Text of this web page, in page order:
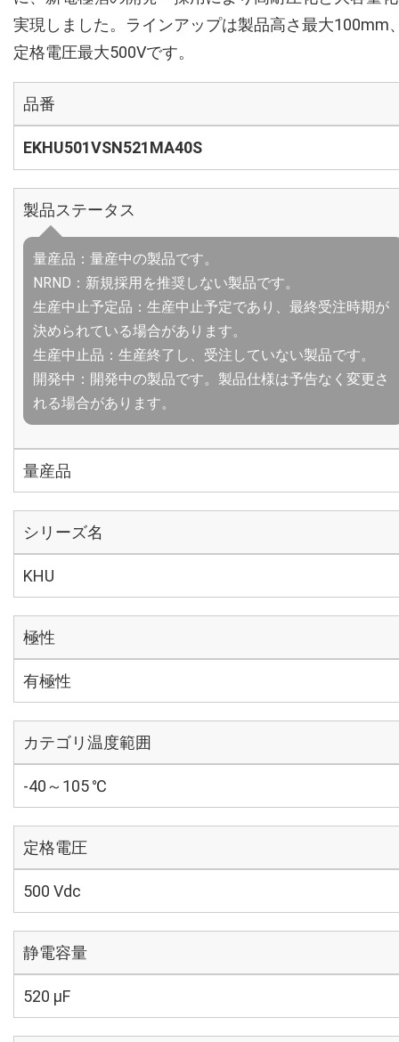
実現しました。ラインアップは製品高さ最大100mm
定格電圧最大500Vです。
品番
EKHU501VSN521MA40S
製品ステータス
量産品：量産中の製品です。
NRND：新規採用を推奨しない製品です。
生産中止予定品：生産中止予定であり、最終受注時期が
決められている場合があります。
生産中止品：生産終了し、受注していない製品です。
開発中：開発中の製品です。製品仕様は予告なく変更さ
れる場合があります。
量産品
シリーズ名
KHU
極性
有極性
カテゴリ温度範囲
-40～105 ℃
定格電圧
500 Vdc
静電容量
520 µF